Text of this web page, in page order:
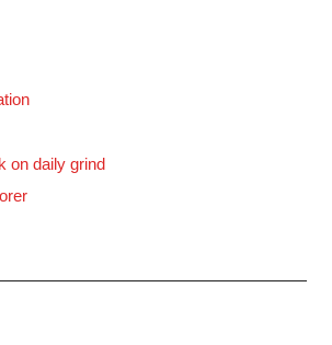
on daily grind